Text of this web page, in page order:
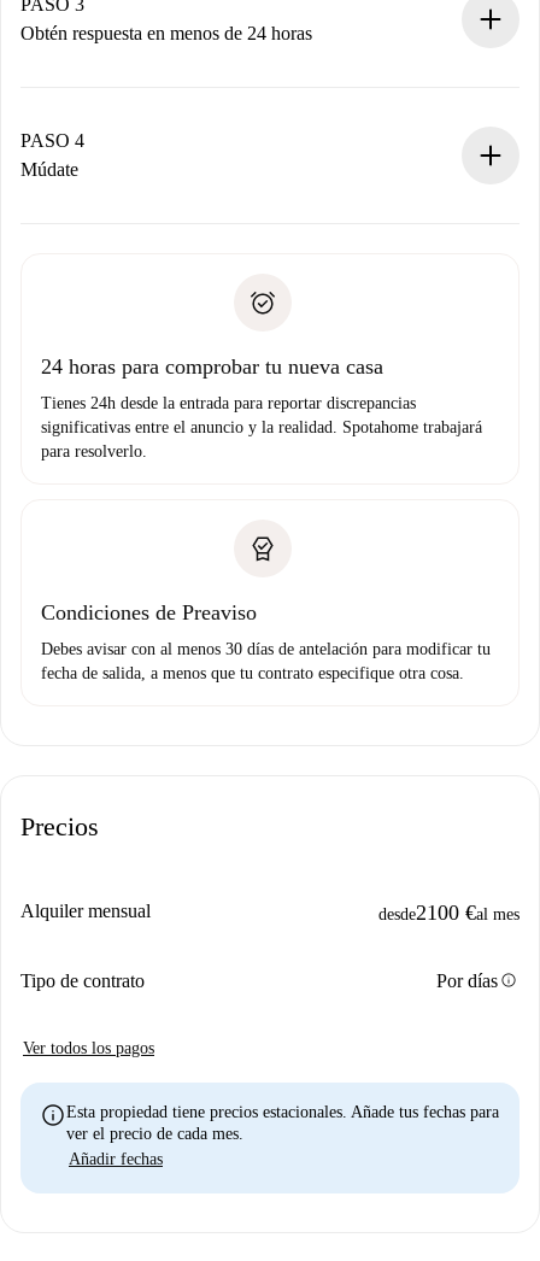
PASO 3
Obtén respuesta en menos de 24 horas
contacto con el propietario.
Si es rechazada: No te haremos ningún cargo y te
Prueba de solvencia
PASO 4
Múdate
no nos comunicas ningún problema.
24 horas para comprobar tu nueva casa
Tienes 24h desde la entrada para reportar discrepancias
significativas entre el anuncio y la realidad. Spotahome trabajará
para resolverlo.
Condiciones de Preaviso
Debes avisar con al menos 30 días de antelación para modificar tu
fecha de salida, a menos que tu contrato especifique otra cosa.
Precios
Alquiler mensual desde2100 €al mes
Tipo de contrato Por díasinfo
Ver todos los pagos
infoEsta propiedad tiene precios estacionales. Añade tus fechas para
ver el precio de cada mes.
Añadir fechas